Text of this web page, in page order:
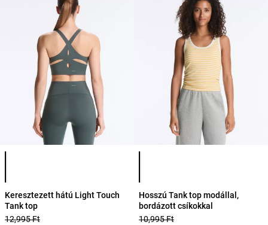
Keresztezett hátú Light Touch
Tank top
12,995 Ft
Hosszú Tank top modállal,
bordázott csíkokkal
10,995 Ft